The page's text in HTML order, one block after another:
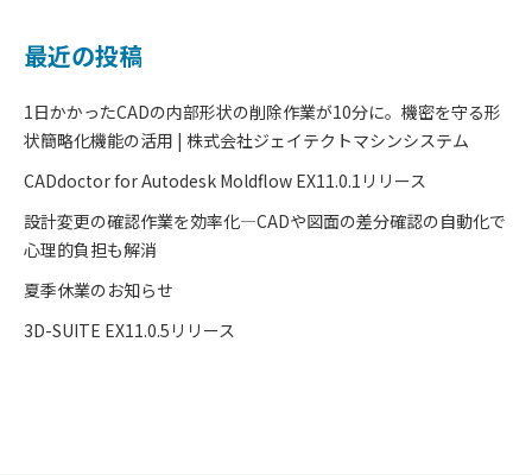
最近の投稿
1日かかったCADの内部形状の削除作業が10分に。機密を守る形
状簡略化機能の活用 | 株式会社ジェイテクトマシンシステム
CADdoctor for Autodesk Moldflow EX11.0.1リリース
設計変更の確認作業を効率化―CADや図面の差分確認の自動化で
心理的負担も解消
夏季休業のお知らせ
3D-SUITE EX11.0.5リリース